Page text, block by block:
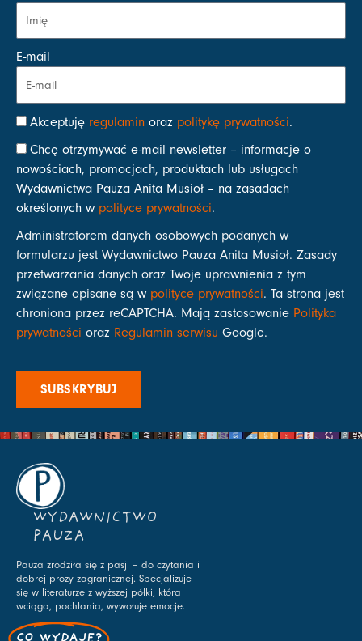
E-mail
Akceptuję regulamin oraz politykę prywatności.
Chcę otrzymywać e-mail newsletter – informacje o
nowościach, promocjach, produktach lub usługach
Wydawnictwa Pauza Anita Musioł – na zasadach
określonych w polityce prywatności.
Administratorem danych osobowych podanych w
formularzu jest Wydawnictwo Pauza Anita Musioł. Zasady
przetwarzania danych oraz Twoje uprawnienia z tym
związane opisane są w polityce prywatności. Ta strona jest
chroniona przez reCAPTCHA. Mają zastosowanie Polityka
prywatności oraz Regulamin serwisu Google.
SUBSKRYBUJ
WYDAWNICTWO
PAUZA
Pauza zrodziła się z pasji – do czytania i
dobrej prozy zagranicznej. Specjalizuje
się w literaturze z wyższej półki, która
wciąga, pochłania, wywołuje emocje.